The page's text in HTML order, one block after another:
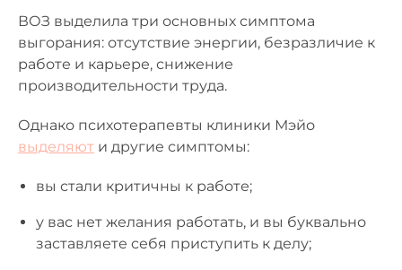
ВОЗ выделила три основных симптома
выгорания: отсутствие энергии, безразличие к
работе и карьере, снижение
производительности труда.
Однако психотерапевты клиники Мэйо
выделяют и другие симптомы:
вы стали критичны к работе;
у вас нет желания работать, и вы буквально
заставляете себя приступить к делу;